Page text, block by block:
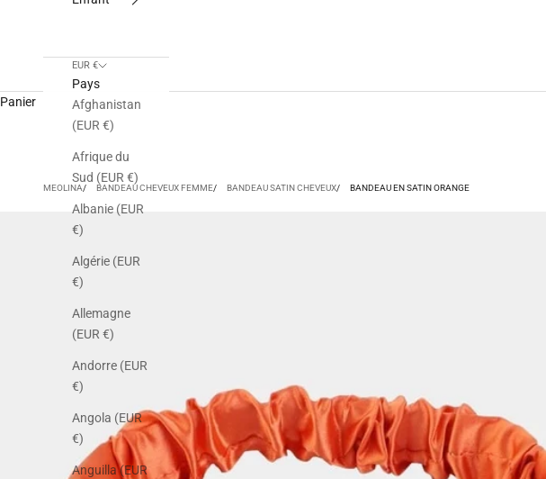
EUR €
Pays
Afghanistan
(EUR €)
Afrique du
Sud (EUR €)
Albanie (EUR
€)
Algérie (EUR
€)
Allemagne
(EUR €)
Andorre (EUR
€)
Angola (EUR
€)
Anguilla (EUR
Panier
MEOLINA BANDEAU CHEVEUX FEMME BANDEAU SATIN CHEVEUX BANDEAU EN SATIN ORANGE